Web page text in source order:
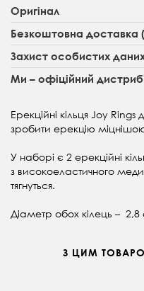
Оригінал
Безкоштовна доставка
Захист особистих
Ми – офіційний
Ерекційні кільця Joy
зробити ерекцію
У наборі є 2 ерекційні
з високоеластичного
тягнуться.
Діаметр обох кілець – 2,8
З ЦИМ